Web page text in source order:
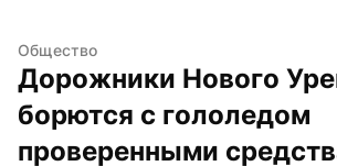
Общество
Дорожники Нового
борются с гололедом
проверенными